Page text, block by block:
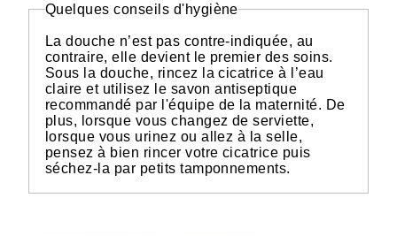
Quelques conseils d'hygiène
La douche n’est pas contre-indiquée, au
contraire, elle devient le premier des soins.
Sous la douche, rincez la cicatrice à l’eau
claire et utilisez le savon antiseptique
recommandé par l'équipe de la maternité. De
plus, lorsque vous changez de serviette,
lorsque vous urinez ou allez à la selle,
pensez à bien rincer votre cicatrice puis
séchez-la par petits tamponnements.